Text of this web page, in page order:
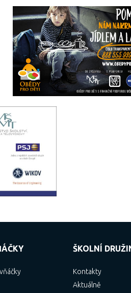
ŠKOLNÍ
Kontakty
Aktuálně